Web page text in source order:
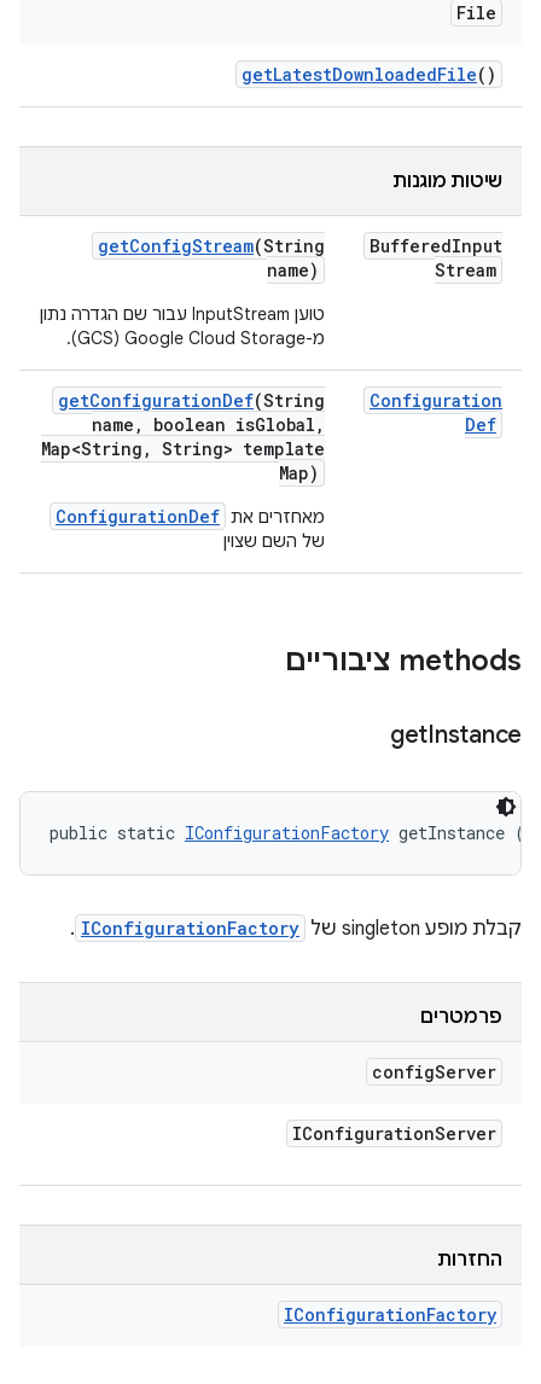
File
getLatestDownloadedFile()
שיטות מוגנות
BufferedInput
Stream
getConfigStream(String
name)
טוען InputStream עבור שם הגדרה נתון
מ-Google Cloud Storage ‏(GCS).
Configuration
Def
getConfigurationDef(String
name , boolean isGlobal ,
Map<String , String> template
Map)
מאחזרים את ConfigurationDef
של השם שצוין
‫methods ציבוריים
getInstance
public static IConfigurationFactory getInstance (
קבלת מופע singleton של IConfigurationFactory
.
פרמטרים
configServer
IConfigurationServer
החזרות
IConfigurationFactory